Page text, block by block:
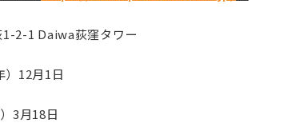
1-2-1 Daiwa荻窪タワー
12月1日
3月18日